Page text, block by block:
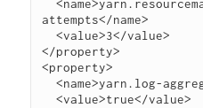
  <name>yarn.resourcemanager.am.max-
attempts</name>
  <value>3</value>
</property>
<property>
  <name>yarn.log-aggregation-enable</name>
  <value>true</value>